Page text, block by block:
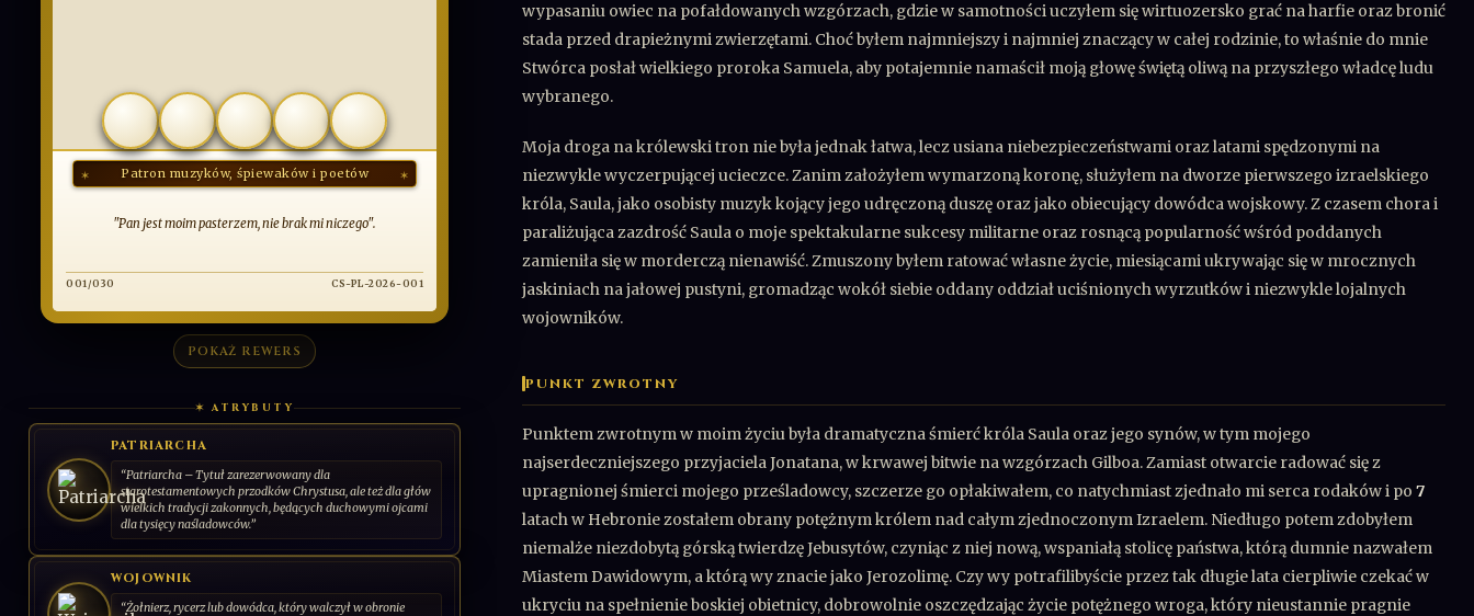
Patron muzyków, śpiewaków i poetów
"Pan jest moim pasterzem, nie brak mi niczego".
001/030 CS-PL-2026-001
DODAJ KARTĘ
POKAŻ REWERS
✶ ATRYBUTY
PATRIARCHA
“Patriarcha – Tytuł zarezerwowany dla
starotestamentowych przodków Chrystusa, ale też dla głów
wielkich tradycji zakonnych, będących duchowymi ojcami
dla tysięcy naśladowców.”
WOJOWNIK
“Żołnierz, rycerz lub dowódca, który walczył w obronie
wypasaniu owiec na pofałdowanych wzgórzach, gdzie w samotności uczyłem się wirtuozersko grać na harfie oraz bronić
stada przed drapieżnymi zwierzętami. Choć byłem najmniejszy i najmniej znaczący w całej rodzinie, to właśnie do mnie
Stwórca posłał wielkiego proroka Samuela, aby potajemnie namaścił moją głowę świętą oliwą na przyszłego władcę ludu
wybranego.
Moja droga na królewski tron nie była jednak łatwa, lecz usiana niebezpieczeństwami oraz latami spędzonymi na
niezwykle wyczerpującej ucieczce. Zanim założyłem wymarzoną koronę, służyłem na dworze pierwszego izraelskiego
króla, Saula, jako osobisty muzyk kojący jego udręczoną duszę oraz jako obiecujący dowódca wojskowy. Z czasem chora i
paraliżująca zazdrość Saula o moje spektakularne sukcesy militarne oraz rosnącą popularność wśród poddanych
zamieniła się w morderczą nienawiść. Zmuszony byłem ratować własne życie, miesiącami ukrywając się w mrocznych
jaskiniach na jałowej pustyni, gromadząc wokół siebie oddany oddział uciśnionych wyrzutków i niezwykle lojalnych
wojowników.
PUNKT ZWROTNY
Punktem zwrotnym w moim życiu była dramatyczna śmierć króla Saula oraz jego synów, w tym mojego
najserdeczniejszego przyjaciela Jonatana, w krwawej bitwie na wzgórzach Gilboa. Zamiast otwarcie radować się z
upragnionej śmierci mojego prześladowcy, szczerze go opłakiwałem, co natychmiast zjednało mi serca rodaków i po 7
latach w Hebronie zostałem obrany potężnym królem nad całym zjednoczonym Izraelem. Niedługo potem zdobyłem
niemalże niezdobytą górską twierdzę Jebusytów, czyniąc z niej nową, wspaniałą stolicę państwa, którą dumnie nazwałem
Miastem Dawidowym, a którą wy znacie jako Jerozolimę. Czy wy potrafilibyście przez tak długie lata cierpliwie czekać w
ukryciu na spełnienie boskiej obietnicy, dobrowolnie oszczędzając życie potężnego wroga, który nieustannie pragnie